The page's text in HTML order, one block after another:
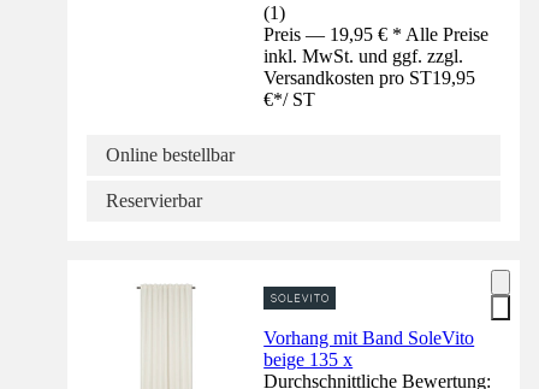
(1)
Preis — 19,95 € * Alle Preise
inkl. MwSt. und ggf. zzgl.
Versandkosten pro ST19,95
€*/ ST
Online bestellbar
Reservierbar
Vorhang mit Band SoleVito
beige 135 x
Durchschnittliche Bewertung: